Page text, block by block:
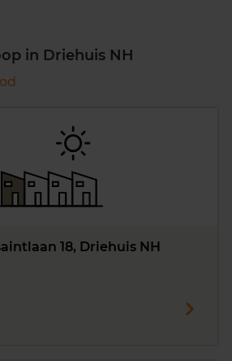
in Driehuis NH
18, Driehuis NH